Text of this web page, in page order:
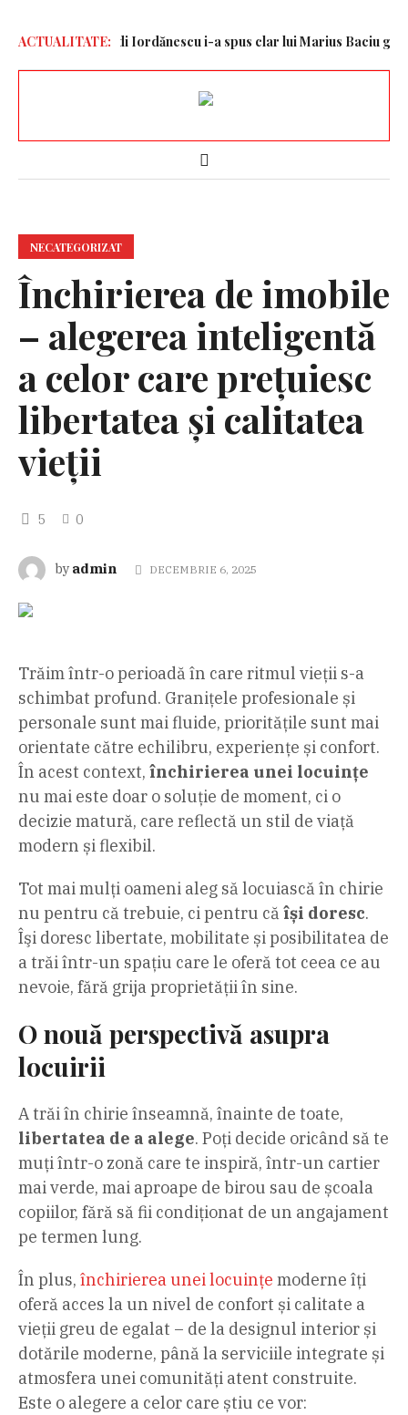
ACTUALITATE:
ani Edi Iordănescu i-a spus clar lui Marius Baciu greșeala
NECATEGORIZAT
Închirierea de imobile
– alegerea inteligentă
a celor care prețuiesc
libertatea și calitatea
vieții
5 0
by admin DECEMBRIE 6, 2025
Trăim într-o perioadă în care ritmul vieții s-a
schimbat profund. Granițele profesionale și
personale sunt mai fluide, prioritățile sunt mai
orientate către echilibru, experiențe și confort.
În acest context, închirierea unei locuințe
nu mai este doar o soluție de moment, ci o
decizie matură, care reflectă un stil de viață
modern și flexibil.
Tot mai mulți oameni aleg să locuiască în chirie
nu pentru că trebuie, ci pentru căîși doresc.
Îşi doresc libertate, mobilitate și posibilitatea de
a trăi într-un spațiu care le oferă tot ceea ce au
nevoie, fără grija proprietății în sine.
O nouă perspectivă asupra
locuirii
A trăi în chirie înseamnă, înainte de toate,
libertatea de a alege. Poți decide oricând să te
muți într-o zonă care te inspiră, într-un cartier
mai verde, mai aproape de birou sau de școala
copiilor, fără să fii condiționat de un angajament
pe termen lung.
În plus, închirierea unei locuințe moderne îți
oferă acces la un nivel de confort și calitate a
vieții greu de egalat – de la designul interior și
dotările moderne, până la serviciile integrate și
atmosfera unei comunități atent construite.
Este o alegere a celor care știu ce vor: